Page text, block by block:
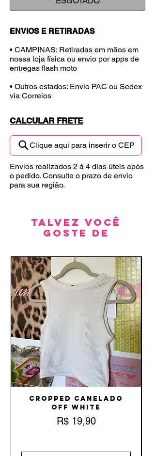
ENVIOS E RETIRADAS
• CAMPINAS: Retiradas em mãos em
nossa loja física ou envio por apps de
entregas flash moto
• Outros estados: Envio PAC ou Sedex
via Correios
CALCULAR FRETE
Clique aqui para inserir o CEP
Envios realizados 2 à 4 dias úteis após
o pedido. Consulte o prazo de envio
para sua região.
Talvez você
goste de
Cropped Canelado
Off White
Preço
R$ 19,90